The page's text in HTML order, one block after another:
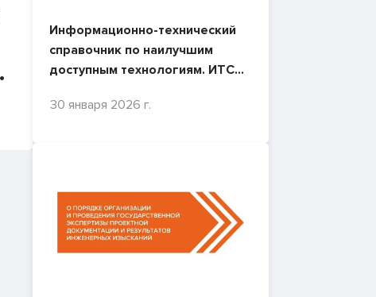
Информационно-технический
справочник по наилучшим
доступным технологиям. ИТС
накопленного вреда
30 января 2026 г.